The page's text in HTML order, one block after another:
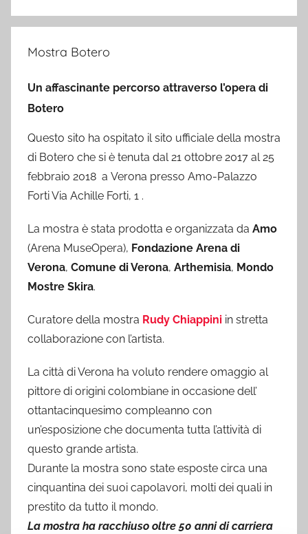
Mostra Botero
Un affascinante percorso attraverso l’opera di
Botero
Questo sito ha ospitato il sito ufficiale della mostra
di Botero che si è tenuta dal 21 ottobre 2017 al 25
febbraio 2018 a Verona presso Amo-Palazzo
Forti Via Achille Forti, 1 .
La mostra è stata prodotta e organizzata da Amo
(Arena MuseOpera), Fondazione Arena di
Verona, Comune di Verona, Arthemisia, Mondo
Mostre Skira.
Curatore della mostra Rudy Chiappini in stretta
collaborazione con l’artista.
La città di Verona ha voluto rendere omaggio al
pittore di origini colombiane in occasione dell’
ottantacinquesimo compleanno con
un’esposizione che documenta tutta l’attività di
questo grande artista.
Durante la mostra sono state esposte circa una
cinquantina dei suoi capolavori, molti dei quali in
prestito da tutto il mondo.
La mostra ha racchiuso oltre 50 anni di carriera